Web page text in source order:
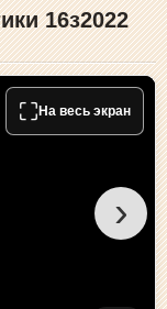
16з2022
⛶ На весь экран
›